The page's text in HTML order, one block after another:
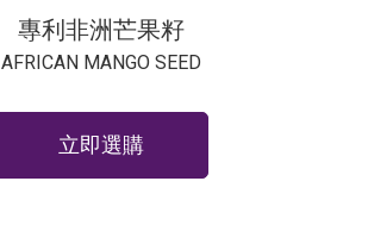
專利非洲芒果籽
AFRICAN MANGO SEED
立即選購